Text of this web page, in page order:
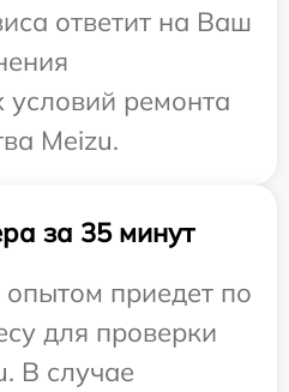
ответит на Ваш
ремонта
Meizu.
за 35 минут
приедет по
для проверки
В случае